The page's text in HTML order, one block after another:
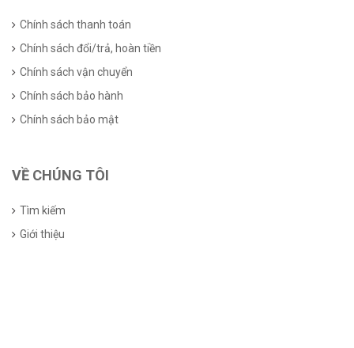
Chính sách thanh toán
Chính sách đổi/trả, hoàn tiền
Chính sách vận chuyển
Chính sách bảo hành
Chính sách bảo mật
VỀ CHÚNG TÔI
Tìm kiếm
Giới thiệu